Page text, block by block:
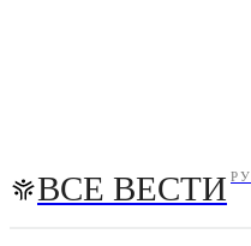
ВСЕ ВЕСТИ РУ